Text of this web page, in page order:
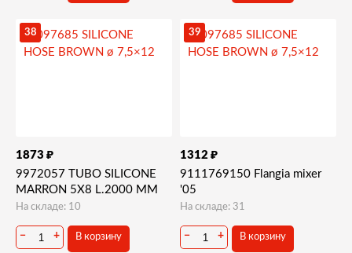
38
1873 ₽
9972057 TUBO SILICONE
MARRON 5X8 L.2000 MM
На складе: 10
− + В корзину
39
1312 ₽
9111769150 Flangia mixer
'05
На складе: 31
− + В корзину